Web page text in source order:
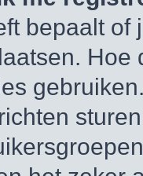
bepaalt